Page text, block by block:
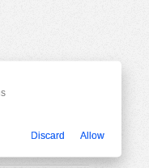
Discard Allow